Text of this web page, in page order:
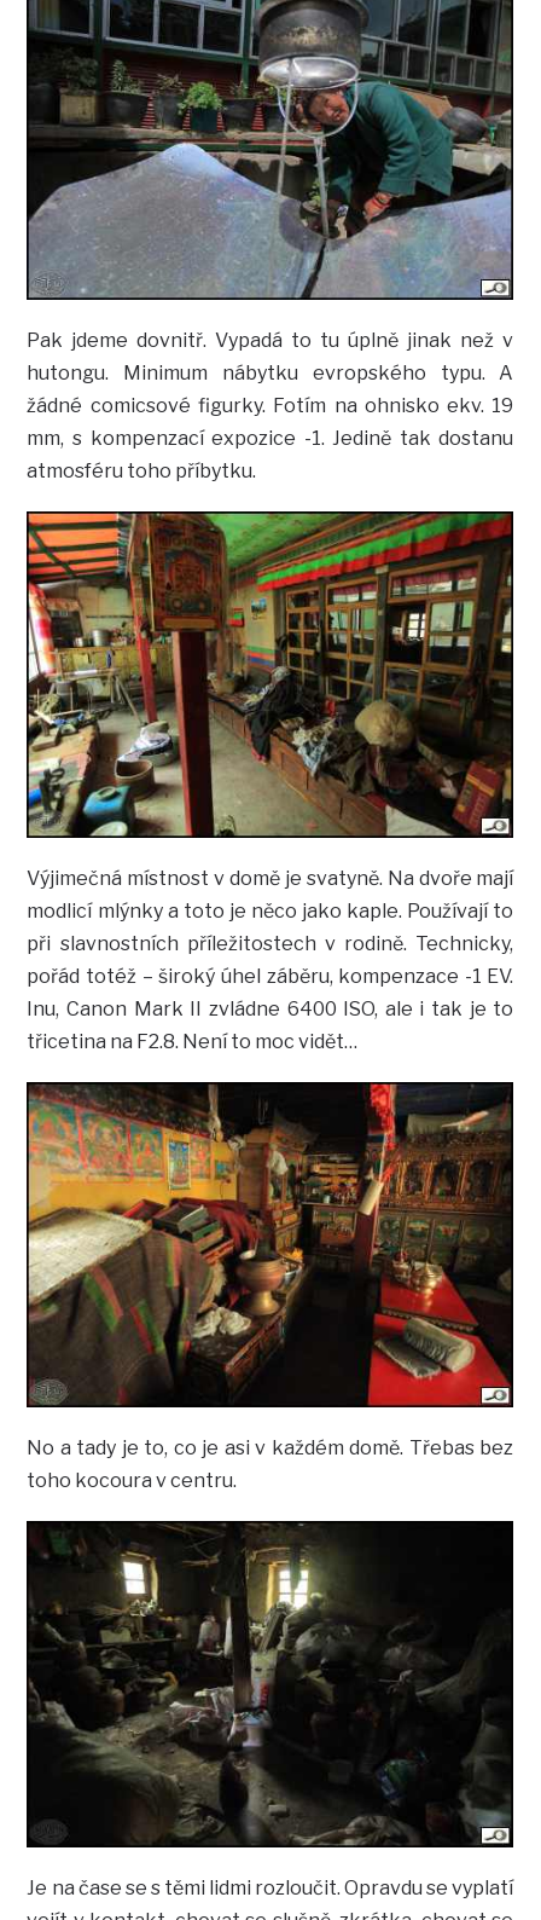
Pak jdeme dovnitř. Vypadá to tu úplně jinak než v
hutongu. Minimum nábytku evropského typu. A
žádné comicsové figurky. Fotím na ohnisko ekv. 19
mm, s kompenzací expozice -1. Jedině tak dostanu
atmosféru toho příbytku.
Výjimečná místnost v domě je svatyně. Na dvoře mají
modlicí mlýnky a toto je něco jako kaple. Používají to
při slavnostních příležitostech v rodině. Technicky,
pořád totéž – široký úhel záběru, kompenzace -1 EV.
Inu, Canon Mark II zvládne 6400 ISO, ale i tak je to
třicetina na F2.8. Není to moc vidět…
No a tady je to, co je asi v každém domě. Třebas bez
toho kocoura v centru.
Je na čase se s těmi lidmi rozloučit. Opravdu se vyplatí